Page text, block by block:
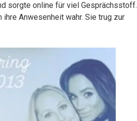
sorgte online für viel Gesprächsstoff.
Anwesenheit wahr. Sie trug zur